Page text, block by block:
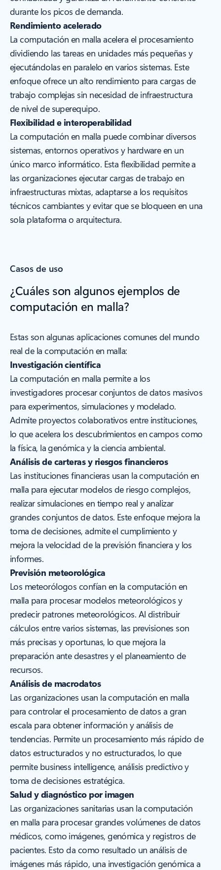
durante los picos de demanda.
Rendimiento acelerado
La computación en malla acelera el procesamiento
dividiendo las tareas en unidades más pequeñas y
ejecutándolas en paralelo en varios sistemas. Este
enfoque ofrece un alto rendimiento para cargas de
trabajo complejas sin necesidad de infraestructura
de nivel de superequipo.
Flexibilidad e interoperabilidad
La computación en malla puede combinar diversos
sistemas, entornos operativos y hardware en un
único marco informático. Esta flexibilidad permite a
las organizaciones ejecutar cargas de trabajo en
infraestructuras mixtas, adaptarse a los requisitos
técnicos cambiantes y evitar que se bloqueen en una
sola plataforma o arquitectura.
Casos de uso
¿Cuáles son algunos ejemplos de
computación en malla?
Estas son algunas aplicaciones comunes del mundo
real de la computación en malla:
Investigación científica
La computación en malla permite a los
investigadores procesar conjuntos de datos masivos
para experimentos, simulaciones y modelado.
Admite proyectos colaborativos entre instituciones,
lo que acelera los descubrimientos en campos como
la física, la genómica y la ciencia ambiental.
Análisis de carteras y riesgos financieros
Las instituciones financieras usan la computación en
malla para ejecutar modelos de riesgo complejos,
realizar simulaciones en tiempo real y analizar
grandes conjuntos de datos. Este enfoque mejora la
toma de decisiones, admite el cumplimiento y
mejora la velocidad de la previsión financiera y los
informes.
Previsión meteorológica
Los meteorólogos confían en la computación en
malla para procesar modelos meteorológicos y
predecir patrones meteorológicos. Al distribuir
cálculos entre varios sistemas, las previsiones son
más precisas y oportunas, lo que mejora la
preparación ante desastres y el planeamiento de
recursos.
Análisis de macrodatos
Las organizaciones usan la computación en malla
para controlar el procesamiento de datos a gran
escala para obtener información y análisis de
tendencias. Permite un procesamiento más rápido de
datos estructurados y no estructurados, lo que
permite business intelligence, análisis predictivo y
toma de decisiones estratégica.
Salud y diagnóstico por imagen
Las organizaciones sanitarias usan la computación
en malla para procesar grandes volúmenes de datos
médicos, como imágenes, genómica y registros de
pacientes. Esto da como resultado un análisis de
imágenes más rápido, una investigación genómica a